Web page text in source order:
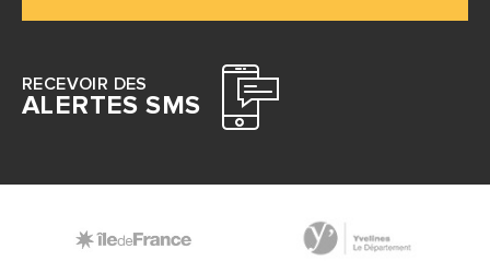
RECEVOIR DES
ALERTES SMS